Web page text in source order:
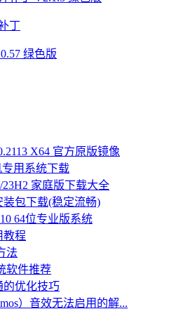
丁
X64 官方原版镜像
专用系统下载
23H2 家庭版下载大全
装包下载(稳定流畅)
64位专业版系统
教程
法
软件推荐
的优化技巧
）音效无法启用的解...